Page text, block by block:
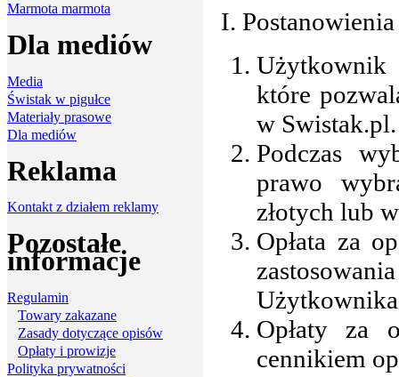
Marmota marmota
Dla mediów
Media
Świstak w pigułce
Materiały prasowe
Dla mediów
Reklama
Kontakt z działem reklamy
Pozostałe
informacje
Regulamin
Towary zakazane
Zasady dotyczące opisów
Opłaty i prowizje
Polityka prywatności
I.
Użytkownik
które
w Swistak.pl.
Podczas
prawo
złotych lub
Opłata za
Opłaty za
cennikiem